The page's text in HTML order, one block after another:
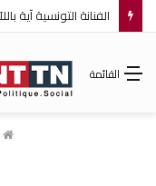
القائمة